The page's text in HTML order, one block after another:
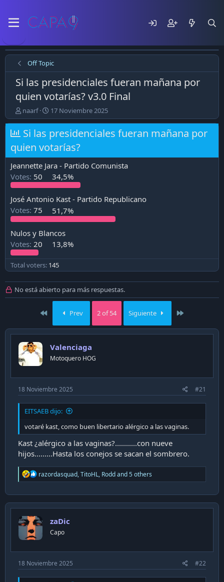
Off Topic
Si las presidenciales fueran mañana por
quien votarías? v3.0 Final
E
m
p
e
z
e
t
e
m
a
naarf
F
e
h
a
e
p
u
b
l
c
c
n
17 Noviembre 2025
Si las presidenciales fueran mañana por
quien votarías?
Jeannette Jara - Partido Comunista
Votes: 50 34,5%
José Antonio Kast - Partido Republicano
Votes: 75 51,7%
Nulos y Blancos
Votes: 20 13,8%
Total voters 145
No está abierto para más respuestas.
Prev 2 of 54 Siguiente
Valenciaga
Motoquero HOG
18 Noviembre 2025 #21
EITSAEB dijo:
votaré kast, como buen libertario alérgico a las vaginas.
Kast ¿alérgico a las vaginas?...........con nueve
hijos.........Hasta los conejos se sacan el sombrero.
R
e
c
t
o
s
razordasquad,TitoHL, Roddand 5 others
zaDic
Capo
18 Noviembre 2025 #22